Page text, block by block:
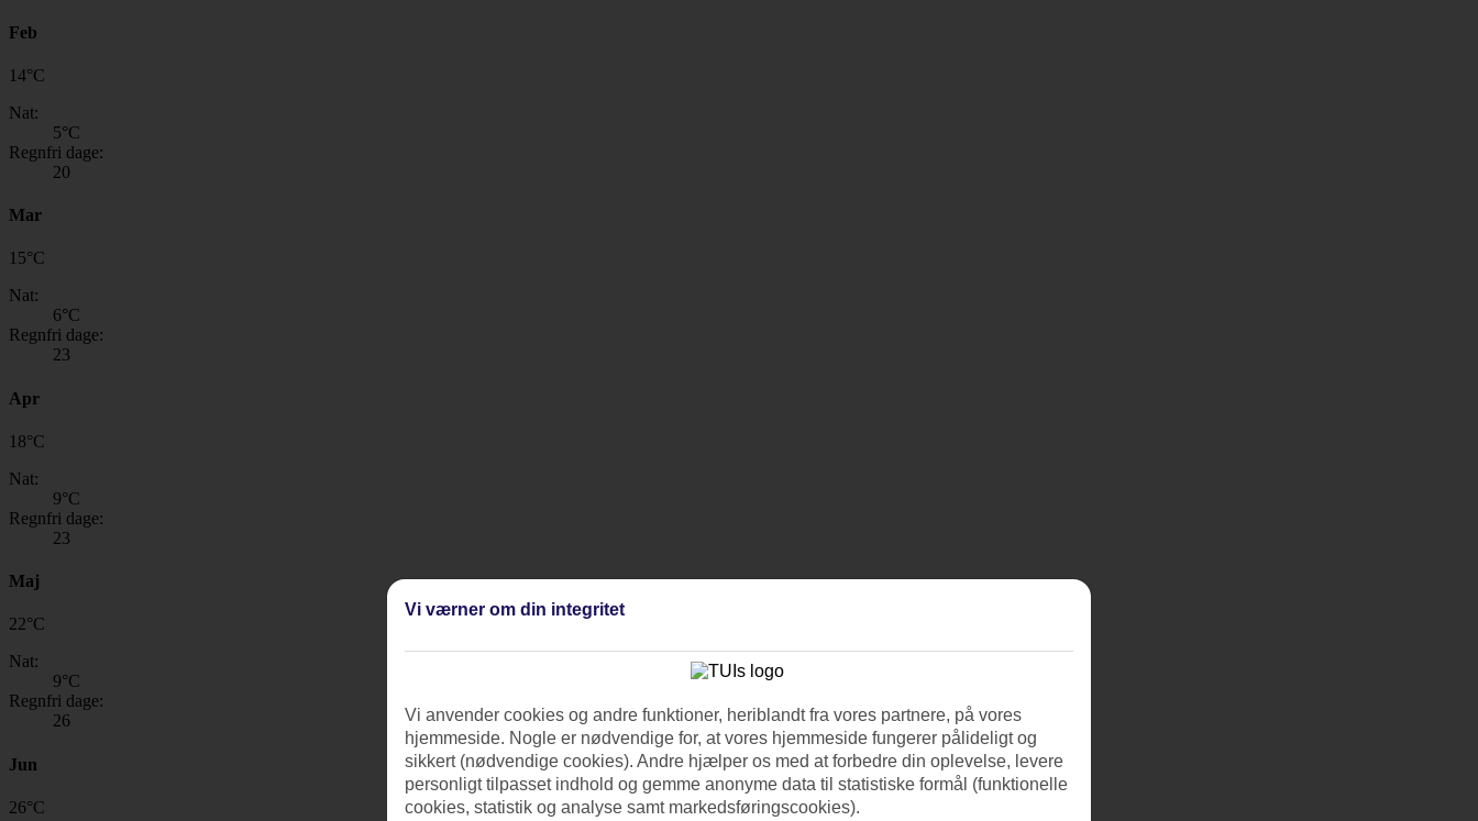
Feb
14°C
Nat:
5°C
Regnfri dage:
20
Mar
15°C
Nat:
6°C
Regnfri dage:
23
Apr
18°C
Nat:
9°C
Regnfri dage:
23
Maj
22°C
Nat:
9°C
Regnfri dage:
26
Jun
26°C
Vi værner om din integritet
Vi anvender cookies og andre funktioner, heriblandt fra vores partnere, på vores
hjemmeside. Nogle er nødvendige for, at vores hjemmeside fungerer pålideligt og
sikkert (nødvendige cookies). Andre hjælper os med at forbedre din oplevelse, levere
personligt tilpasset indhold og gemme anonyme data til statistiske formål (funktionelle
cookies, statistik og analyse samt markedsføringscookies).